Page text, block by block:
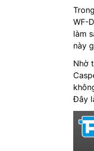
WF-
làm
này
Nhờ
Đây